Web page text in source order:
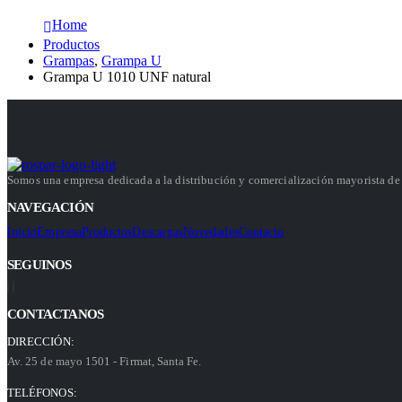
Home
Productos
Grampas, Grampa U
Grampa U 1010 UNF natural
Somos una empresa dedicada a la distribución y comercialización mayorista
NAVEGACIÓN
InicioEmpresaProductosDescargasNovedadesContacto
SEGUINOS
CONTACTANOS
DIRECCIÓN:
Av. 25 de mayo 1501 - Firmat, Santa Fe.
TELÉFONOS: